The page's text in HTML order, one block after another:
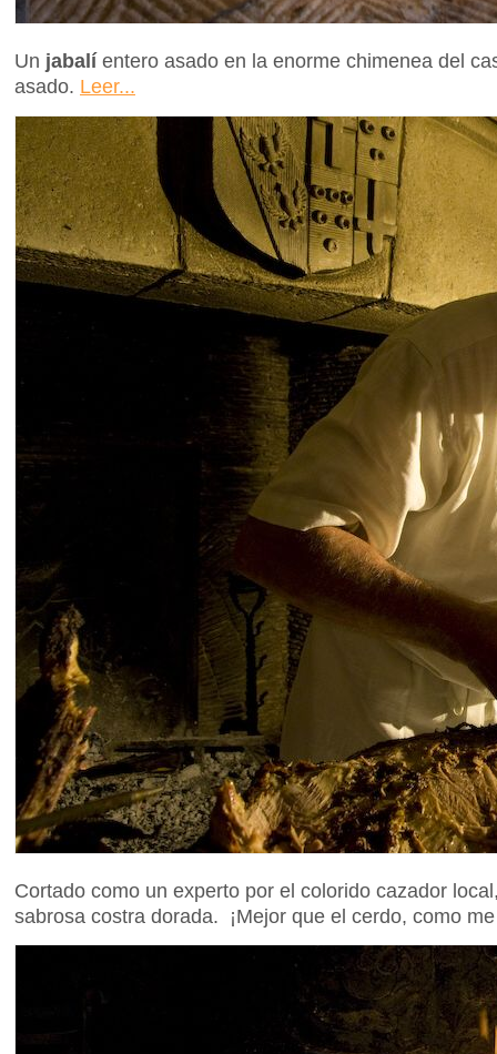
Un jabalíentero asado en la enorme chimenea del
asado. Leer...
Cortado como un experto por el colorido cazador
sabrosa costra dorada. ¡Mejor que el cerdo, como